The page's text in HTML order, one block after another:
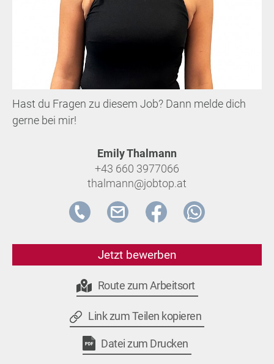
Hast du Fragen zu diesem Job? Dann melde dich
gerne bei mir!
Emily Thalmann
+43 660 3977066
thalmann@jobtop.at
Jetzt bewerben
Route zum Arbeitsort
Link zum Teilen kopieren
Datei zum Drucken